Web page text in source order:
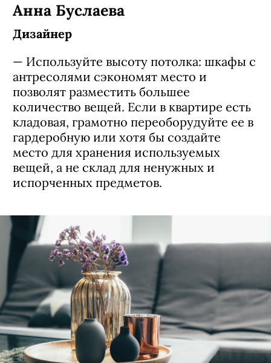
Анна Буслаева
Дизайнер
— Используйте высоту потолка: шкафы с
антресолями сэкономят место и
позволят разместить большее
количество вещей. Если в квартире есть
кладовая, грамотно переоборудуйте ее в
гардеробную или хотя бы создайте
место для хранения используемых
вещей, а не склад для ненужных и
испорченных предметов.